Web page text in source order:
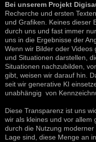
Bei unserem Projekt
Recherche und ersten
und Grafiken. Keines dieser
durch uns und fast immer
uns in die Ergebnisse der
Wenn wir Bilder oder Videos
und Situationen darstellen,
Situationen nachzubilden,
gibt, weisen wir darauf hin.
seit wir generative KI
unabhängig von
Diese Transparenz ist uns
wir als kleines und vor allem
durch die Nutzung
Lage sind, diese Menge an